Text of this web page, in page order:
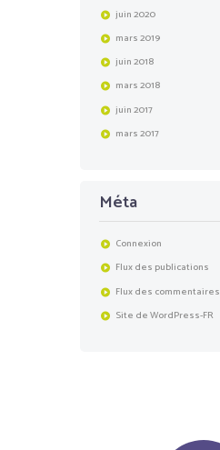
juin2020
mars2019
juin2018
mars2018
juin2017
mars2017
Méta
Connexion
Flux des publications
Flux des commentaires
Site de WordPress-FR